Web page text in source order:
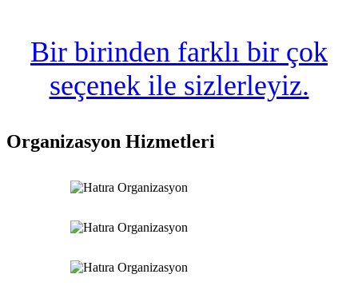
Bir birinden farklı bir çok
seçenek ile sizlerleyiz.
Organizasyon Hizmetleri